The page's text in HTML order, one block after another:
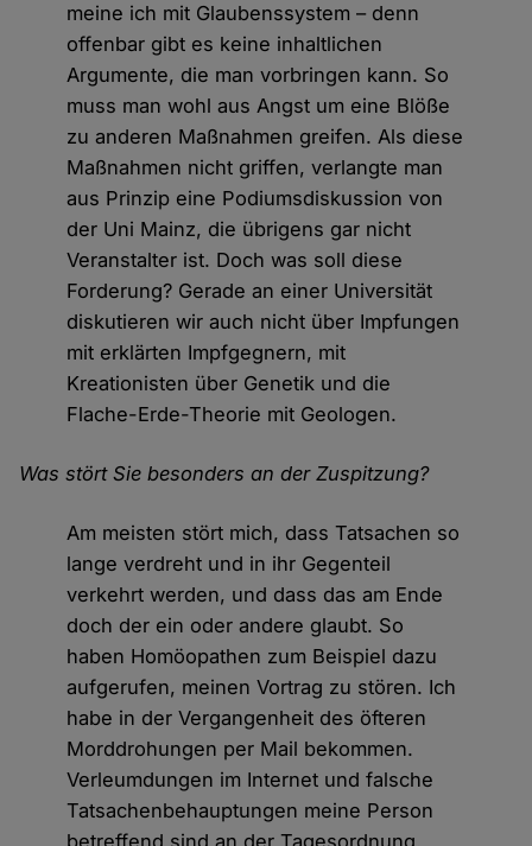
meine ich mit Glaubenssystem – denn
offenbar gibt es keine inhaltlichen
Argumente, die man vorbringen kann. So
muss man wohl aus Angst um eine Blöße
zu anderen Maßnahmen greifen. Als diese
Maßnahmen nicht griffen, verlangte man
aus Prinzip eine Podiumsdiskussion von
der Uni Mainz, die übrigens gar nicht
Veranstalter ist. Doch was soll diese
Forderung? Gerade an einer Universität
diskutieren wir auch nicht über Impfungen
mit erklärten Impfgegnern, mit
Kreationisten über Genetik und die
Flache-Erde-Theorie mit Geologen.
Was stört Sie besonders an der Zuspitzung?
Am meisten stört mich, dass Tatsachen so
lange verdreht und in ihr Gegenteil
verkehrt werden, und dass das am Ende
doch der ein oder andere glaubt. So
haben Homöopathen zum Beispiel dazu
aufgerufen, meinen Vortrag zu stören. Ich
habe in der Vergangenheit des öfteren
Morddrohungen per Mail bekommen.
Verleumdungen im Internet und falsche
Tatsachenbehauptungen meine Person